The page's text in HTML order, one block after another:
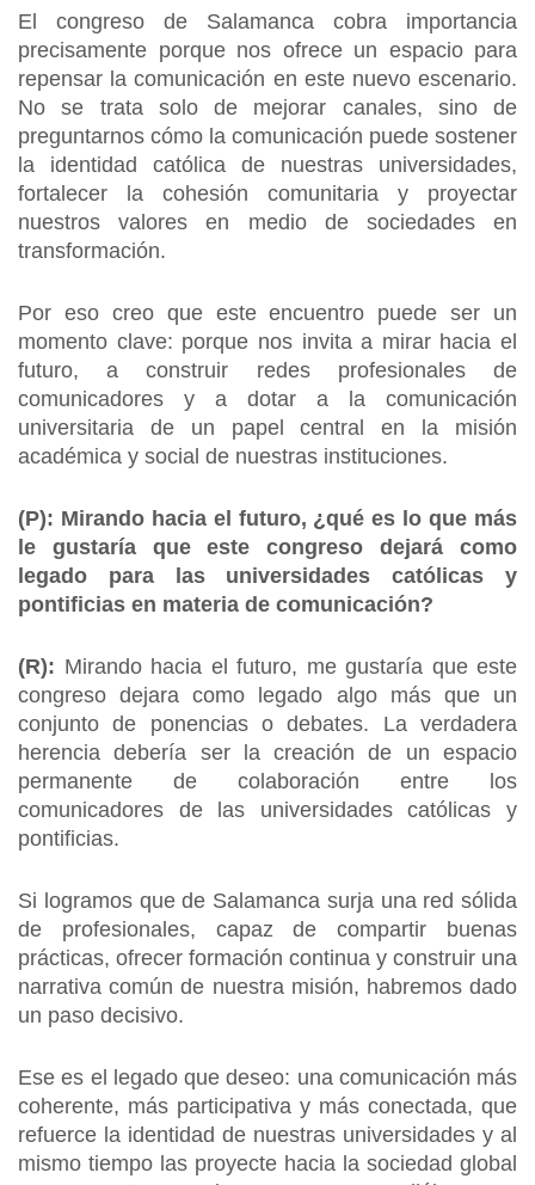
El congreso de Salamanca cobra importancia
precisamente porque nos ofrece un espacio para
repensar la comunicación en este nuevo escenario.
No se trata solo de mejorar canales, sino de
preguntarnos cómo la comunicación puede sostener
la identidad católica de nuestras universidades,
fortalecer la cohesión comunitaria y proyectar
nuestros valores en medio de sociedades en
transformación.
Por eso creo que este encuentro puede ser un
momento clave: porque nos invita a mirar hacia el
futuro, a construir redes profesionales de
comunicadores y a dotar a la comunicación
universitaria de un papel central en la misión
académica y social de nuestras instituciones.
(P): Mirando hacia el futuro, ¿qué es lo que más
le gustaría que este congreso dejará como
legado para las universidades católicas y
pontificias en materia de comunicación?
(R): Mirando hacia el futuro, me gustaría que este
congreso dejara como legado algo más que un
conjunto de ponencias o debates. La verdadera
herencia debería ser la creación de un espacio
permanente de colaboración entre los
comunicadores de las universidades católicas y
pontificias.
Si logramos que de Salamanca surja una red sólida
de profesionales, capaz de compartir buenas
prácticas, ofrecer formación continua y construir una
narrativa común de nuestra misión, habremos dado
un paso decisivo.
Ese es el legado que deseo: una comunicación más
coherente, más participativa y más conectada, que
refuerce la identidad de nuestras universidades y al
mismo tiempo las proyecte hacia la sociedad global